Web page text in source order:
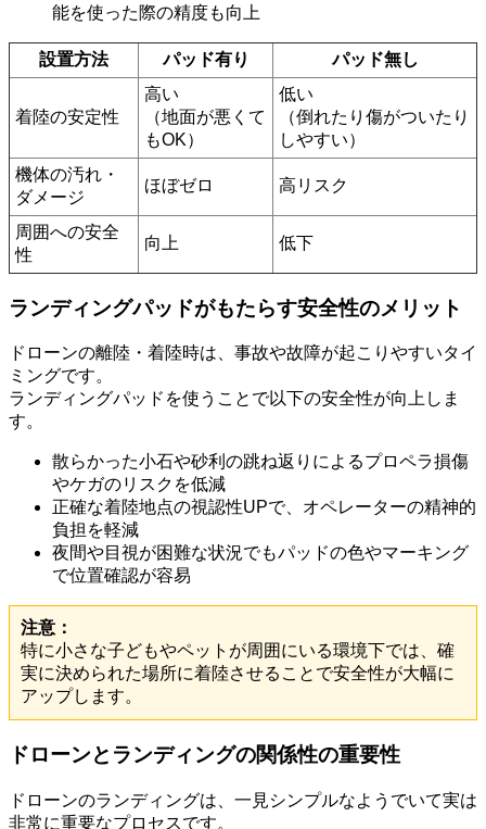
能を使った際の精度も向上
設置方法 パッド有り パッド無し
着陸の安定性
高い
（地面が悪くて
もOK）
低い
（倒れたり傷がついたり
しやすい）
機体の汚れ・
ダメージ
ほぼゼロ 高リスク
周囲への安全
性
向上 低下
ランディングパッドがもたらす安全性のメリット
ドローンの離陸・着陸時は、事故や故障が起こりやすいタイ
ミングです。
ランディングパッドを使うことで以下の安全性が向上しま
す。
散らかった小石や砂利の跳ね返りによるプロペラ損傷
やケガのリスクを低減
正確な着陸地点の視認性UPで、オペレーターの精神的
負担を軽減
夜間や目視が困難な状況でもパッドの色やマーキング
で位置確認が容易
注意：
特に小さな子どもやペットが周囲にいる環境下では、確
実に決められた場所に着陸させることで安全性が大幅に
アップします。
ドローンとランディングの関係性の重要性
ドローンのランディングは、一見シンプルなようでいて実は
非常に重要なプロセスです。